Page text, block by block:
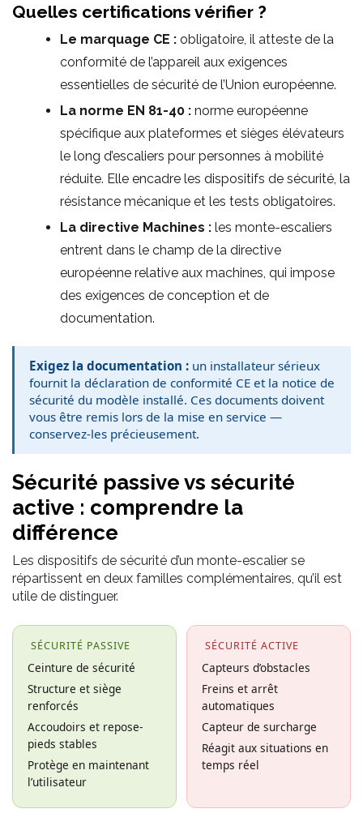
Quelles certifications vérifier ?
Le marquage CE : obligatoire, il atteste de la
conformité de l’appareil aux exigences
essentielles de sécurité de l’Union européenne.
La norme EN 81-40 : norme européenne
spécifique aux plateformes et sièges élévateurs
le long d’escaliers pour personnes à mobilité
réduite. Elle encadre les dispositifs de sécurité, la
résistance mécanique et les tests obligatoires.
La directive Machines : les monte-escaliers
entrent dans le champ de la directive
européenne relative aux machines, qui impose
des exigences de conception et de
documentation.
Exigez la documentation :un installateur sérieux
fournit la déclaration de conformité CE et la notice de
sécurité du modèle installé. Ces documents doivent
vous être remis lors de la mise en service —
conservez-les précieusement.
Sécurité passive vs sécurité
active : comprendre la
différence
Les dispositifs de sécurité d’un monte-escalier se
répartissent en deux familles complémentaires, qu’il est
utile de distinguer.
SÉCURITÉ PASSIVE
Ceinture de sécurité
Structure et siège
renforcés
Accoudoirs et repose-
pieds stables
Protège en maintenant
l’utilisateur
SÉCURITÉ ACTIVE
Capteurs d’obstacles
Freins et arrêt
automatiques
Capteur de surcharge
Réagit aux situations en
temps réel